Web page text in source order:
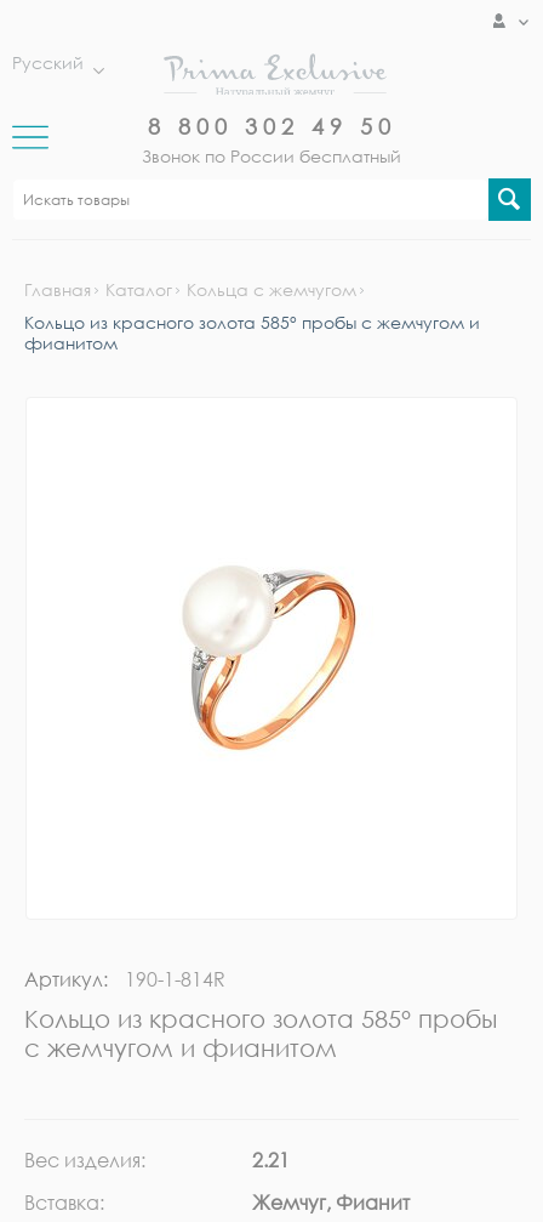
Русский
8 800 302 49 50
Звонок по России бесплатный
Главная Каталог
Кольца с жемчугом
Кольцо из красного золота 585° пробы с жемчугом и
фианитом
Артикул: 190-1-814R
Кольцо из красного золота 585° пробы
с жемчугом и фианитом
Вес изделия:
2.21
Вставка:
Жемчуг, Фианит